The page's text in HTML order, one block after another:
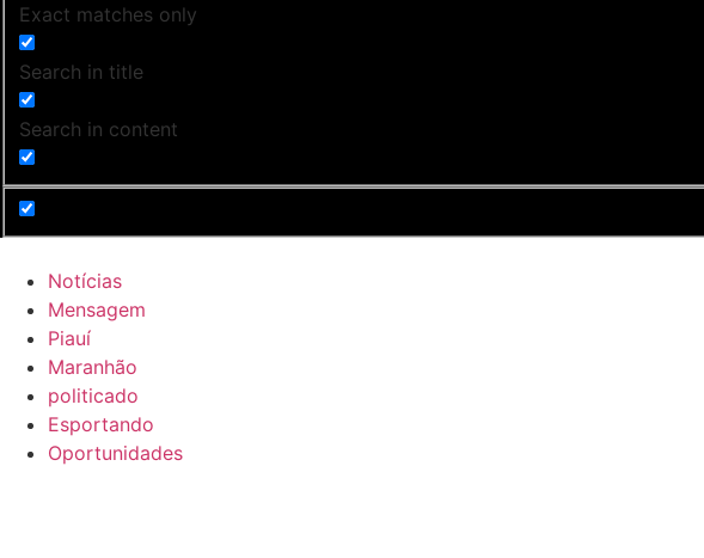
Exact matches only
Search in title
Search in content
Notícias
Mensagem
Piauí
Maranhão
politicado
Esportando
Oportunidades